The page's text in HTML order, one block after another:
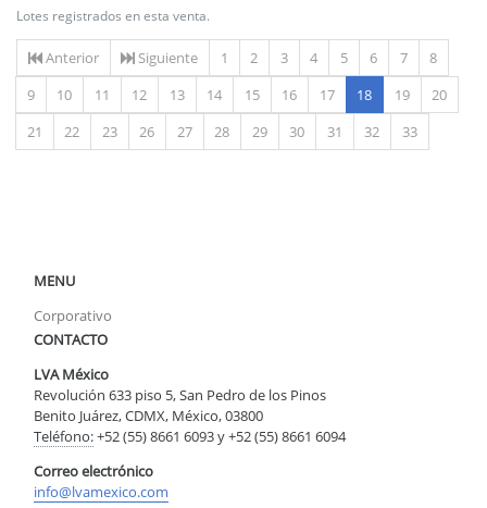
Lotes registrados en esta venta.
Anterior Siguiente 1 2 3 4 5 6 7
8
9
10 11 12 13 14 15 16 17 18(actual)
19
20
21
22 23 26 27 28 29 30 31 32 33
MENU
Corporativo
CONTACTO
LVA México
Revolución 633 piso 5, San Pedro de los Pinos
Benito Juárez, CDMX, México, 03800
Teléfono:+52 (55) 8661 6093 y +52 (55) 8661 6094
Correo electrónico
info@lvamexico.com